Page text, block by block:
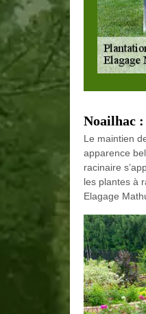
Noailhac
Le maintien
apparence
racinaire
les plantes à
Elagage